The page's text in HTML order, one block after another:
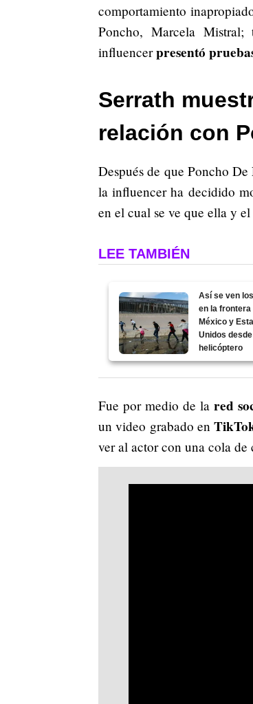
comportamiento
Poncho, Marcela
influencerpresentó
Serrath
relación con
Después de que Poncho
la influencer ha decidido
en el cual se ve que ella y
LEE TAMBIÉN
Así se ven
en la frontera
México y
Unidos
helicóptero
Fue por medio de la red
un video grabado en
ver al actor con una cola